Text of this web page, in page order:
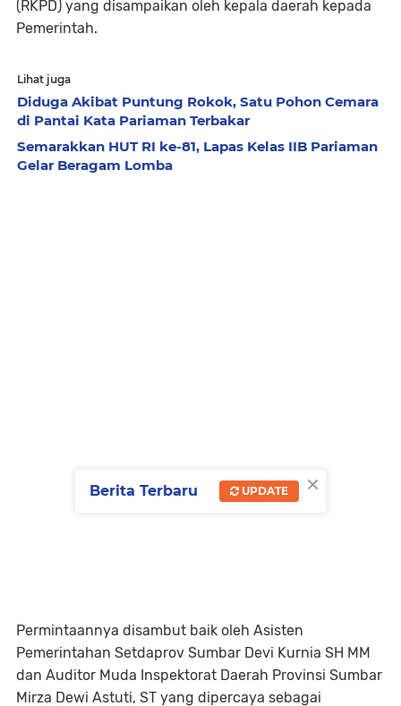
(RKPD) yang disampaikan oleh kepala daerah kepada
Pemerintah.
Lihat juga
Diduga Akibat Puntung Rokok, Satu Pohon Cemara
di Pantai Kata Pariaman Terbakar
Semarakkan HUT RI ke-81, Lapas Kelas IIB Pariaman
Gelar Beragam Lomba
Permintaannya disambut baik oleh Asisten
Pemerintahan Setdaprov Sumbar Devi Kurnia SH MM
dan Auditor Muda Inspektorat Daerah Provinsi Sumbar
Mirza Dewi Astuti, ST yang dipercaya sebagai
×
Berita Terbaru UPDATE